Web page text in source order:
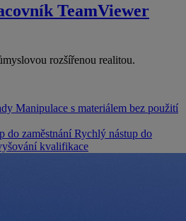
TeamViewer
rozšířenou realitou.
Manipulace s materiálem bez použití
do zaměstnání Rychlý nástup do
kvalifikace